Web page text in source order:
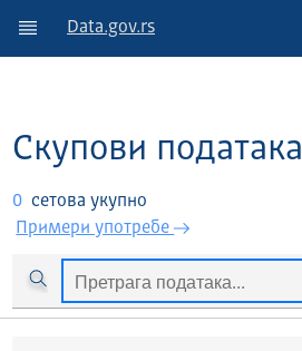
Data.gov.rs
Скупови података
0 сетова укупно
Примери употребе